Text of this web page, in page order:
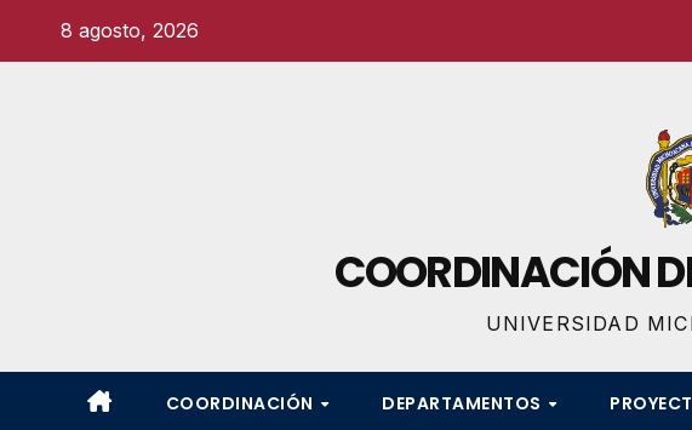
8 agosto, 2026
COORDINACIÓN
UNIVERSIDAD
COORDINACIÓN DEPARTAMENTOS